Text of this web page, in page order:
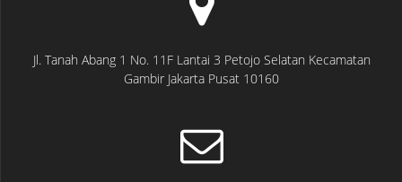
Jl. Tanah Abang 1 No. 11F Lantai 3 Petojo Selatan Kecamatan
Gambir Jakarta Pusat 10160